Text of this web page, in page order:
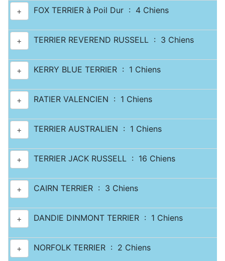
+ FOX TERRIER à Poil Dur : 4 Chiens
+ TERRIER REVEREND RUSSELL : 3 Chiens
+ KERRY BLUE TERRIER : 1 Chiens
+ RATIER VALENCIEN : 1 Chiens
+ TERRIER AUSTRALIEN : 1 Chiens
+ TERRIER JACK RUSSELL : 16 Chiens
+ CAIRN TERRIER : 3 Chiens
+ DANDIE DINMONT TERRIER : 1 Chiens
+ NORFOLK TERRIER : 2 Chiens